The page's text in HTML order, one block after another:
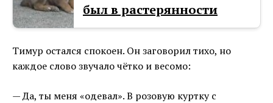
был в растерянности
Тимур остался спокоен. Он заговорил тихо, но
каждое слово звучало чётко и весомо:
— Да, ты меня «одевал». В розовую куртку с